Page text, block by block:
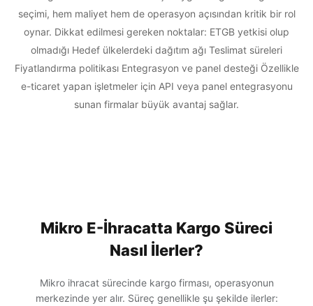
seçimi, hem maliyet hem de operasyon açısından kritik bir rol
oynar. Dikkat edilmesi gereken noktalar: ETGB yetkisi olup
olmadığı Hedef ülkelerdeki dağıtım ağı Teslimat süreleri
Fiyatlandırma politikası Entegrasyon ve panel desteği Özellikle
e-ticaret yapan işletmeler için API veya panel entegrasyonu
sunan firmalar büyük avantaj sağlar.
Mikro E-İhracatta Kargo Süreci
Nasıl İlerler?
Mikro ihracat sürecinde kargo firması, operasyonun
merkezinde yer alır. Süreç genellikle şu şekilde ilerler: